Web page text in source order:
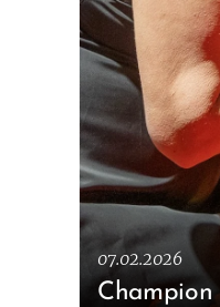
07.02.2026